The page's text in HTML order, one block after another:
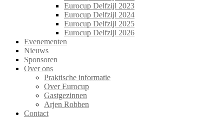
Eurocup Delfzijl 2023
Eurocup Delfzijl 2024
Eurocup Delfzijl 2025
Eurocup Delfzijl 2026
Evenementen
Nieuws
Sponsoren
Over ons
Praktische informatie
Over Eurocup
Gastgezinnen
Arjen Robben
Contact